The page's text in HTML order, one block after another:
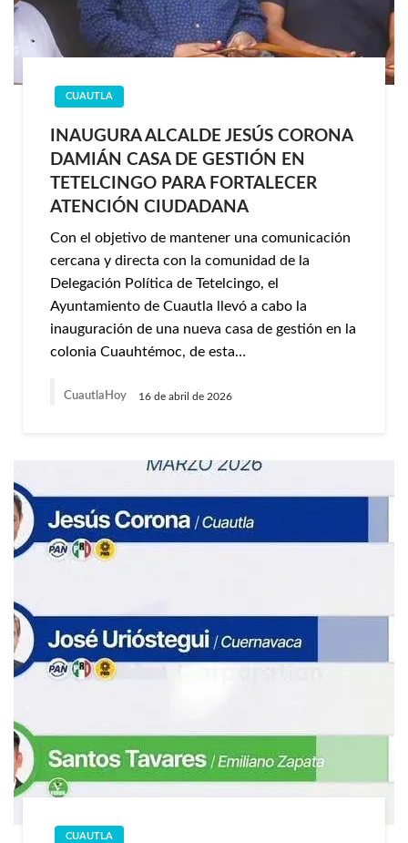
CUAUTLA
INAUGURA ALCALDE JESÚS CORONA
DAMIÁN CASA DE GESTIÓN EN
TETELCINGO PARA FORTALECER
ATENCIÓN CIUDADANA
Con el objetivo de mantener una comunicación
cercana y directa con la comunidad de la
Delegación Política de Tetelcingo, el
Ayuntamiento de Cuautla llevó a cabo la
inauguración de una nueva casa de gestión en la
colonia Cuauhtémoc, de esta…
CuautlaHoy 16 de abril de 2026
CUAUTLA